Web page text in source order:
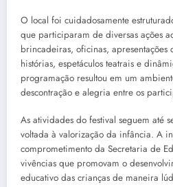
O local foi cuidadosamente
que participaram de diversas ações
brincadeiras, oficinas, apresentações
histórias, espetáculos teatrais e
programação resultou em um
descontração e alegria entre os
As atividades do festival seguem até
voltada à valorização da infância. A
comprometimento da Secretaria de
vivências que promovam o
educativo das crianças de maneira